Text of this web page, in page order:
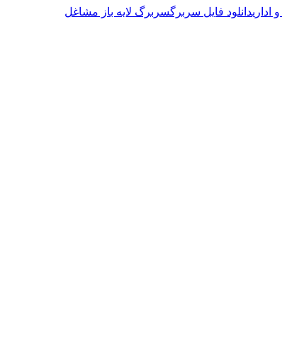
دانلود فایل سربرگسربرگ لایه باز مشاغل